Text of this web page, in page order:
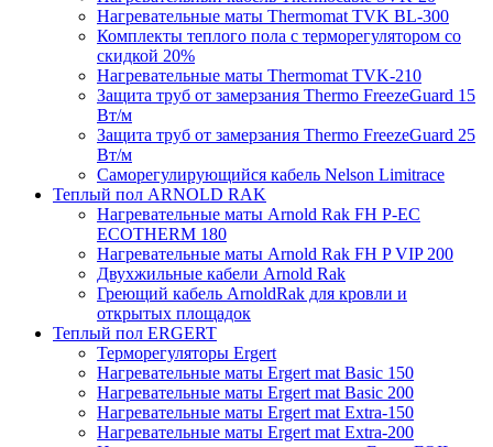
Нагревательные маты Thermomat TVK BL-300
Комплекты теплого пола с терморегулятором со
скидкой 20%
Нагревательные маты Thermomat TVK-210
Защита труб от замерзания Thermo FreezeGuard 15
Вт/м
Защита труб от замерзания Thermo FreezeGuard 25
Вт/м
Саморегулирующийся кабель Nelson Limitrace
Теплый пол ARNOLD RAK
Нагревательные маты Arnold Rak FH P-EC
ECOTHERM 180
Нагревательные маты Arnold Rak FH P VIP 200
Двухжильные кабели Arnold Rak
Греющий кабель ArnoldRak для кровли и
открытых площадок
Теплый пол ERGERT
Терморегуляторы Ergert
Нагревательные маты Ergert mat Basic 150
Нагревательные маты Ergert mat Basic 200
Нагревательные маты Ergert mat Extra-150
Нагревательные маты Ergert mat Extra-200